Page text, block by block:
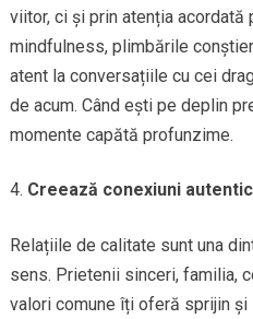
viitor, ci și prin atenția
mindfulness, plimbările
atent la conversațiile cu cei
de acum. Când ești pe deplin
momente capătă profunzime.
Creează conexiuni
Relațiile de calitate sunt una
sens. Prietenii sinceri, familia,
valori comune îți oferă sprijin